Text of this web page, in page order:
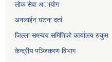
लोक सेवा अायाेग
अनलाईन घटना दर्ता
जिल्ला समन्वय समितिको कार्यालय रुकुम
केन्द्रीय पञ्जिकरण विभाग